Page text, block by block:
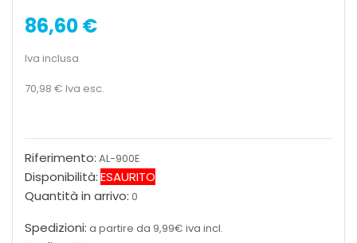
86,60 €
Iva inclusa
70,98 € Iva esc.
Riferimento: AL-900E
Disponibilità:ESAURITO
Quantità in arrivo: 0
Spedizioni: a partire da 9,99€ iva incl.